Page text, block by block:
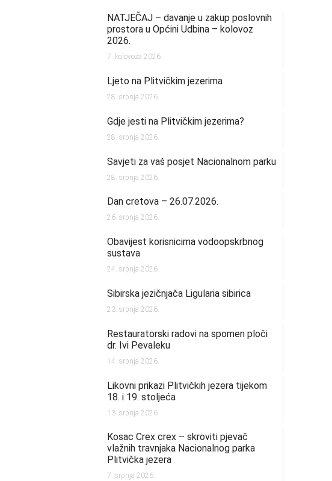
NATJEČAJ – davanje u zakup poslovnih
prostora u Općini Udbina – kolovoz
2026.
7. kolovoza 2026.
Ljeto na Plitvičkim jezerima
28. srpnja 2026.
Gdje jesti na Plitvičkim jezerima?
28. srpnja 2026.
Savjeti za vaš posjet Nacionalnom parku
28. srpnja 2026.
Dan cretova – 26.07.2026.
26. srpnja 2026.
Obavijest korisnicima vodoopskrbnog
sustava
24. srpnja 2026.
Sibirska jezičnjača Ligularia sibirica
23. srpnja 2026.
Restauratorski radovi na spomen ploči
dr. Ivi Pevaleku
14. srpnja 2026.
Likovni prikazi Plitvičkih jezera tijekom
18. i 19. stoljeća
13. srpnja 2026.
Kosac Crex crex – skroviti pjevač
vlažnih travnjaka Nacionalnog parka
Plitvička jezera
7. srpnja 2026.